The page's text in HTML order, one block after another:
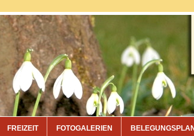
FREIZEIT FOTOGALERIEN BELEGUNGSPLAN